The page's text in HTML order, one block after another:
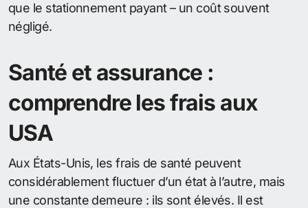
que le stationnement payant – un coût souvent
négligé.
Santé et assurance :
comprendre les frais aux
USA
Aux États-Unis, les frais de santé peuvent
considérablement fluctuer d’un état à l’autre, mais
une constante demeure : ils sont élevés. Il est